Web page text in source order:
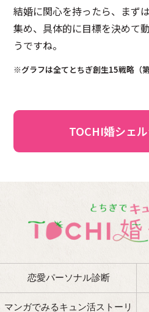
結婚に関心を持ったら、まず
集め、具体的に目標を決めて
うですね。
※グラフは全てとちぎ創生15戦略（
TOCHI婚シェ
恋愛パーソナル診断
マンガでみるキュン活ストーリ